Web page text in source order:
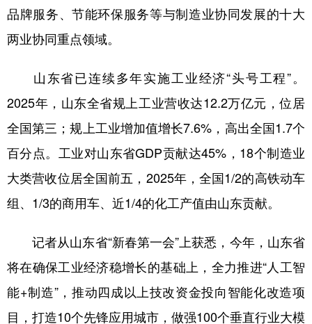
Deutsch Português
品牌服务、节能环保服务等与制造业协同发展的十大
两业协同重点领域。
山东省已连续多年实施工业经济“头号工程”。
2025年，山东全省规上工业营收达12.2万亿元，位居
全国第三；规上工业增加值增长7.6%，高出全国1.7个
百分点。工业对山东省GDP贡献达45%，18个制造业
大类营收位居全国前五，2025年，全国1/2的高铁动车
组、1/3的商用车、近1/4的化工产值由山东贡献。
记者从山东省“新春第一会”上获悉，今年，山东省
将在确保工业经济稳增长的基础上，全力推进“人工智
能+制造”，推动四成以上技改资金投向智能化改造项
目，打造10个先锋应用城市，做强100个垂直行业大模